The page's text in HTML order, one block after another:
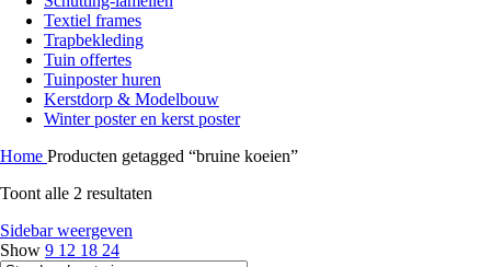
Textiel frames
Trapbekleding
Tuin offertes
Tuinposter huren
Kerstdorp & Modelbouw
Winter poster en kerst poster
Home Producten getagged “bruine koeien”
Toont alle 2 resultaten
Sidebar weergeven
Show 9 12 18 24